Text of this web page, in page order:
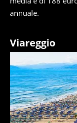
annuale.
Viareggio